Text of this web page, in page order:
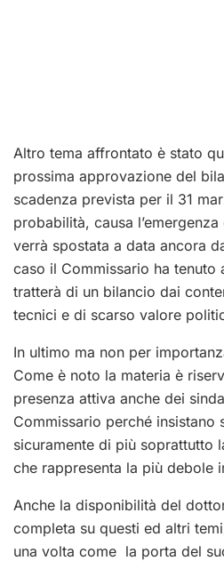
Altro tema affrontato è stato
prossima approvazione del
scadenza prevista per il 31
probabilità, causa
verrà spostata a data ancora
caso il Commissario ha tenuto
tratterà di un bilancio dai
tecnici e di scarso valore
In ultimo ma non per
Come è noto la materia è
presenza attiva anche dei
Commissario perché insistano
sicuramente di più soprattutto
che rappresenta la più debole
Anche la disponibilità del
completa su questi ed altri
una volta come la porta del